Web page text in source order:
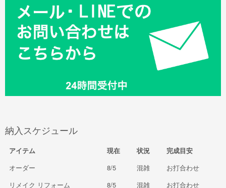
納入スケジュール
アイテム 現在 状況
完成目安
オーダー
8/5 混雑
お打合わせ
リメイク リフォーム
8/5 混雑
お打合わせ